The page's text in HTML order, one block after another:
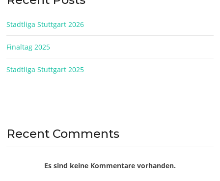
Stadtliga Stuttgart 2026
Finaltag 2025
Stadtliga Stuttgart 2025
Recent Comments
Es sind keine Kommentare vorhanden.